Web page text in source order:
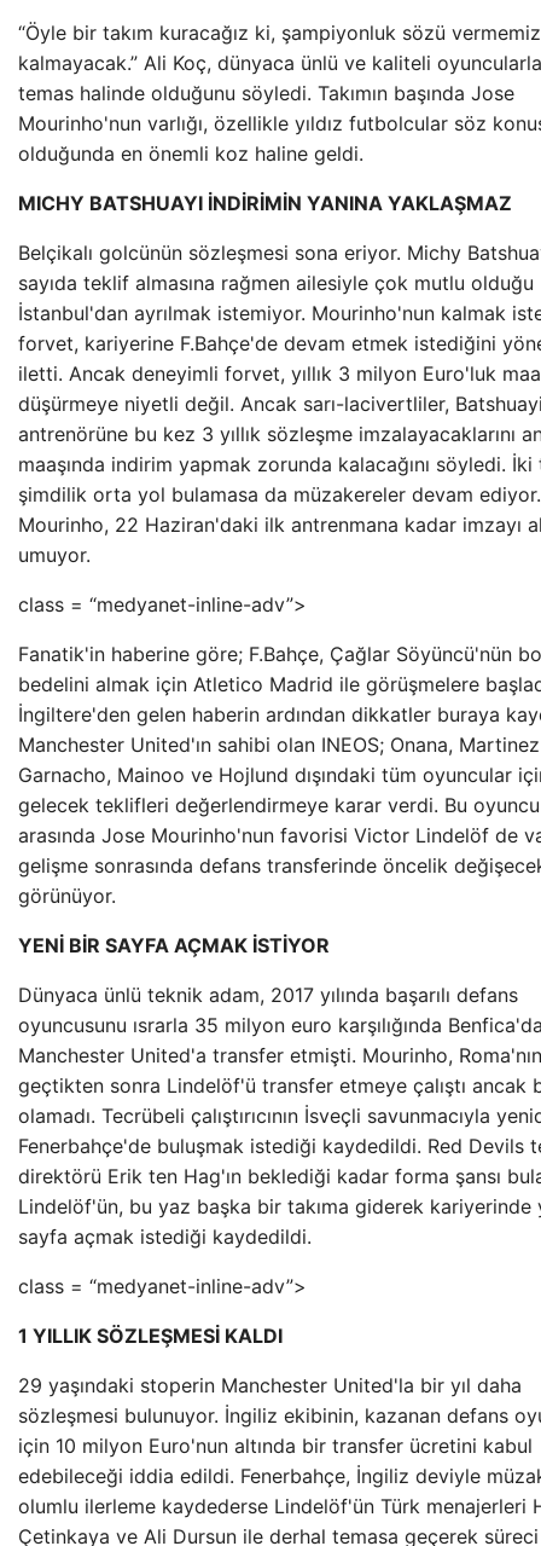
“Öyle bir takım kuracağız ki, şampiyonluk sözü
kalmayacak.” Ali Koç, dünyaca ünlü ve kaliteli
temas halinde olduğunu söyledi. Takımın başında Jose
Mourinho'nun varlığı, özellikle yıldız futbolcular söz
olduğunda en önemli koz haline geldi.
MICHY BATSHUAYI İNDİRİMİN YANINA YAKLAŞMAZ
Belçikalı golcünün sözleşmesi sona eriyor. Michy
sayıda teklif almasına rağmen ailesiyle çok mutlu olduğu
İstanbul'dan ayrılmak istemiyor. Mourinho'nun kalmak
forvet, kariyerine F.Bahçe'de devam etmek istediğini
iletti. Ancak deneyimli forvet, yıllık 3 milyon Euro'luk
düşürmeye niyetli değil. Ancak sarı-lacivertliler,
antrenörüne bu kez 3 yıllık sözleşme imzalayacaklarını
maaşında indirim yapmak zorunda kalacağını söyledi.
şimdilik orta yol bulamasa da müzakereler devam ediyor.
Mourinho, 22 Haziran'daki ilk antrenmana kadar imzayı
umuyor.
class = “medyanet-inline-adv”>
Fanatik'in haberine göre; F.Bahçe, Çağlar Söyüncü'nün
bedelini almak için Atletico Madrid ile görüşmelere
İngiltere'den gelen haberin ardından dikkatler buraya
Manchester United'ın sahibi olan INEOS; Onana,
Garnacho, Mainoo ve Hojlund dışındaki tüm oyuncular
gelecek teklifleri değerlendirmeye karar verdi. Bu
arasında Jose Mourinho'nun favorisi Victor Lindelöf de
gelişme sonrasında defans transferinde öncelik
görünüyor.
YENİ BİR SAYFA AÇMAK İSTİYOR
Dünyaca ünlü teknik adam, 2017 yılında başarılı defans
oyuncusunu ısrarla 35 milyon euro karşılığında
Manchester United'a transfer etmişti. Mourinho,
geçtikten sonra Lindelöf'ü transfer etmeye çalıştı ancak
olamadı. Tecrübeli çalıştırıcının İsveçli savunmacıyla
Fenerbahçe'de buluşmak istediği kaydedildi. Red Devils
direktörü Erik ten Hag'ın beklediği kadar forma şansı
Lindelöf'ün, bu yaz başka bir takıma giderek kariyerinde
sayfa açmak istediği kaydedildi.
class = “medyanet-inline-adv”>
1 YILLIK SÖZLEŞMESİ KALDI
29 yaşındaki stoperin Manchester United'la bir yıl daha
sözleşmesi bulunuyor. İngiliz ekibinin, kazanan defans
için 10 milyon Euro'nun altında bir transfer ücretini kabul
edebileceği iddia edildi. Fenerbahçe, İngiliz deviyle
olumlu ilerleme kaydederse Lindelöf'ün Türk menajerleri
Çetinkaya ve Ali Dursun ile derhal temasa geçerek süreci